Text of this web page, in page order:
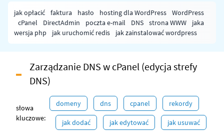
jak opłacić faktura hasło hosting dla WordPress
WordPress
cPanel
DirectAdmin poczta e-mail DNS strona WWW
jaka
wersja php
jak uruchomić redis jak zainstalować wordpress
Zarządzanie DNS w cPanel (edycja strefy
DNS)
słowa
kluczowe:
domeny dns cpanel rekordy
jak dodać jak edytować jak usuwać